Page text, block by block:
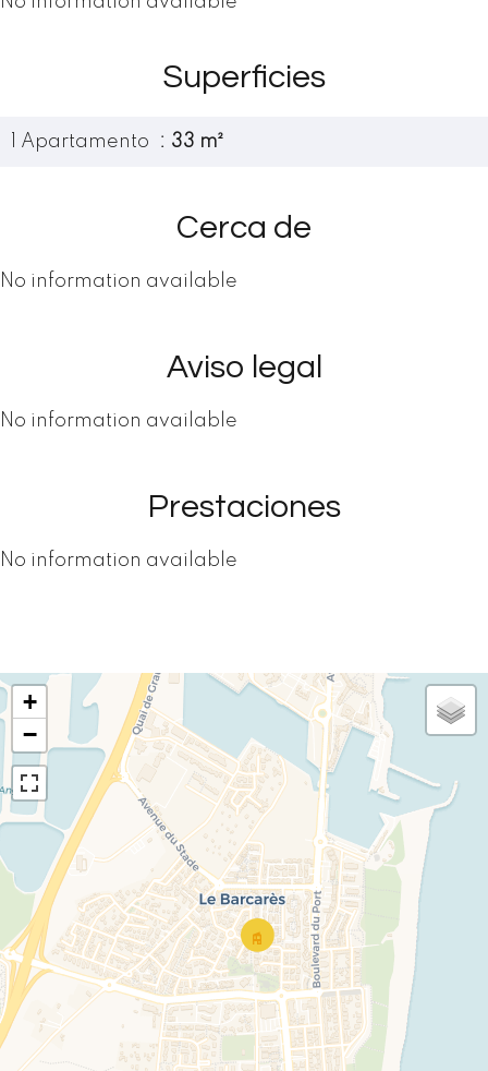
Superficies
1 Apartamento 33 m²
Cerca de
No information available
Aviso legal
No information available
Prestaciones
No information available
+
−